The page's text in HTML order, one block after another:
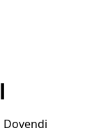
Dovendi